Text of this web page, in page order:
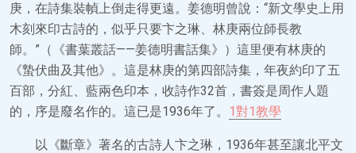
庚，在詩集裝幀上倒走得更遠。姜德明曾說：“新文學史上用
木刻來印古詩的，似乎只要卞之琳、林庚兩位師長教
師。”（《書葉叢話——姜德明書話集》）這里便有林庚的
《蟄伏曲及其他》。這是林庚的第四部詩集，年夜約印了五
百部，分紅、藍兩色印本，收詩作32首，書簽是周作人題
的，序是廢名作的。這已是1936年了。 1對1教學
以《斷章》著名的古詩人卞之琳，1936年甚至讓北平文